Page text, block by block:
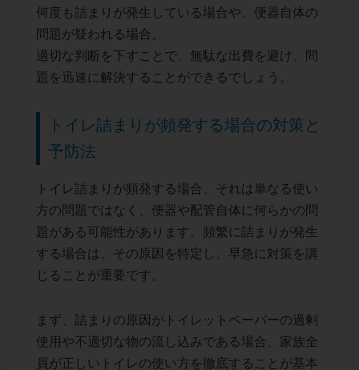
何度も詰まりが発生している場合や、便器自体の
問題が疑われる場合。
適切な判断を下すことで、無駄な出費を避け、問
題を迅速に解決することができるでしょう。
トイレ詰まりが頻発する場合の対策と
予防法
トイレ詰まりが頻発する場合、それは単なる使い
方の問題ではなく、便器や配管自体に何らかの問
題がある可能性があります。頻繁に詰まりが発生
する場合は、その原因を特定し、早急に対策を講
じることが重要です。
まず、詰まりの原因がトイレットペーパーの過剰
使用や不適切な物の流し込みである場合、家族全
員が正しいトイレの使い方を徹底することが基本